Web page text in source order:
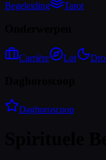
Begeleiding
Tarot
Carrière Lot
Daghoroscoop